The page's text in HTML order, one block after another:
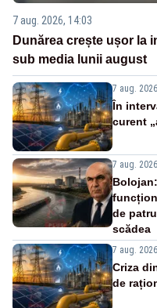
7 aug. 2026, 14:03
Dunărea crește ușor la
sub media lunii august
7 aug.
În
curent
7 aug.
de
scădea
7 aug.
Criza
de